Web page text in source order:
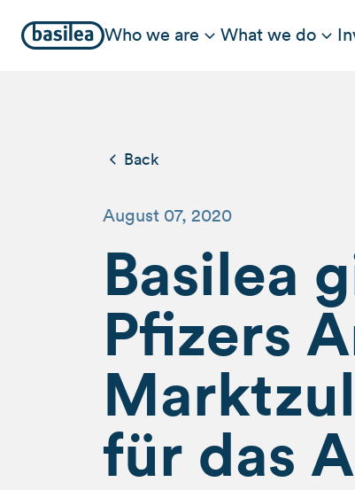
Who we are What we do
Back
August 07, 2020
Basilea
Pfizers
für das